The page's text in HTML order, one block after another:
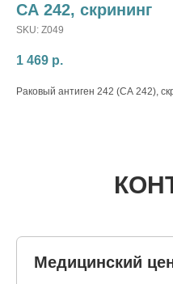
СА 242, скрининг
SKU: Z049
1 469 р.
Раковый антиген 242 (СА 242),
Медицинский